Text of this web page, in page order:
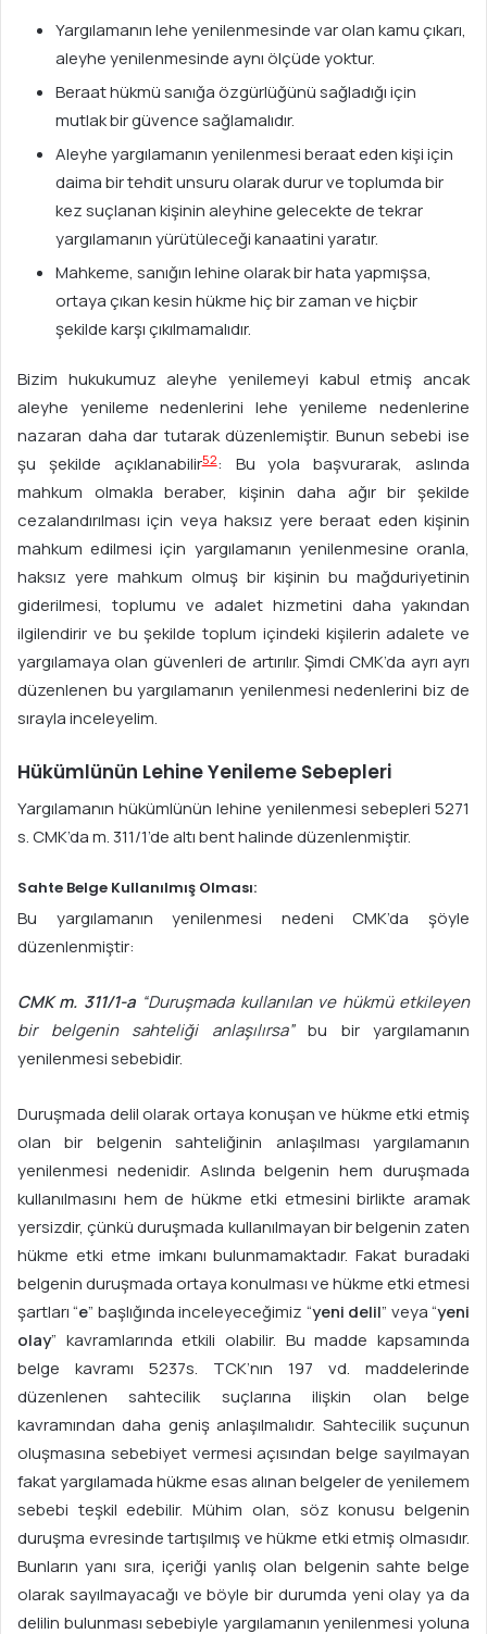
Yargılamanın lehe yenilenmesinde var olan kamu çıkarı,
aleyhe yenilenmesinde aynı ölçüde yoktur.
Beraat hükmü sanığa özgürlüğünü sağladığı için
mutlak bir güvence sağlamalıdır.
Aleyhe yargılamanın yenilenmesi beraat eden kişi için
daima bir tehdit unsuru olarak durur ve toplumda bir
kez suçlanan kişinin aleyhine gelecekte de tekrar
yargılamanın yürütüleceği kanaatini yaratır.
Mahkeme, sanığın lehine olarak bir hata yapmışsa,
ortaya çıkan kesin hükme hiç bir zaman ve hiçbir
şekilde karşı çıkılmamalıdır.
Bizim hukukumuz aleyhe yenilemeyi kabul etmiş ancak
aleyhe yenileme nedenlerini lehe yenileme nedenlerine
nazaran daha dar tutarak düzenlemiştir. Bunun sebebi ise
şu şekilde açıklanabilir52: Bu yola başvurarak, aslında
mahkum olmakla beraber, kişinin daha ağır bir şekilde
cezalandırılması için veya haksız yere beraat eden kişinin
mahkum edilmesi için yargılamanın yenilenmesine oranla,
haksız yere mahkum olmuş bir kişinin bu mağduriyetinin
giderilmesi, toplumu ve adalet hizmetini daha yakından
ilgilendirir ve bu şekilde toplum içindeki kişilerin adalete ve
yargılamaya olan güvenleri de artırılır. Şimdi CMK’da ayrı ayrı
düzenlenen bu yargılamanın yenilenmesi nedenlerini biz de
sırayla inceleyelim.
Hükümlünün Lehine Yenileme Sebepleri
Yargılamanın hükümlünün lehine yenilenmesi sebepleri 5271
s. CMK’da m. 311/1’de altı bent halinde düzenlenmiştir.
Sahte Belge Kullanılmış Olması:
Bu yargılamanın yenilenmesi nedeni CMK’da şöyle
düzenlenmiştir:
CMK m. 311/1-a “Duruşmada kullanılan ve hükmü etkileyen
bir belgenin sahteliği anlaşılırsa” bu bir yargılamanın
yenilenmesi sebebidir.
Duruşmada delil olarak ortaya konuşan ve hükme etki etmiş
olan bir belgenin sahteliğinin anlaşılması yargılamanın
yenilenmesi nedenidir. Aslında belgenin hem duruşmada
kullanılmasını hem de hükme etki etmesini birlikte aramak
yersizdir, çünkü duruşmada kullanılmayan bir belgenin zaten
hükme etki etme imkanı bulunmamaktadır. Fakat buradaki
belgenin duruşmada ortaya konulması ve hükme etki etmesi
şartları “e” başlığında inceleyeceğimiz “yeni delil” veya “yeni
olay” kavramlarında etkili olabilir. Bu madde kapsamında
belge kavramı 5237s. TCK’nın 197 vd. maddelerinde
düzenlenen sahtecilik suçlarına ilişkin olan belge
kavramından daha geniş anlaşılmalıdır. Sahtecilik suçunun
oluşmasına sebebiyet vermesi açısından belge sayılmayan
fakat yargılamada hükme esas alınan belgeler de yenilemem
sebebi teşkil edebilir. Mühim olan, söz konusu belgenin
duruşma evresinde tartışılmış ve hükme etki etmiş olmasıdır.
Bunların yanı sıra, içeriği yanlış olan belgenin sahte belge
olarak sayılmayacağı ve böyle bir durumda yeni olay ya da
delilin bulunması sebebiyle yargılamanın yenilenmesi yoluna